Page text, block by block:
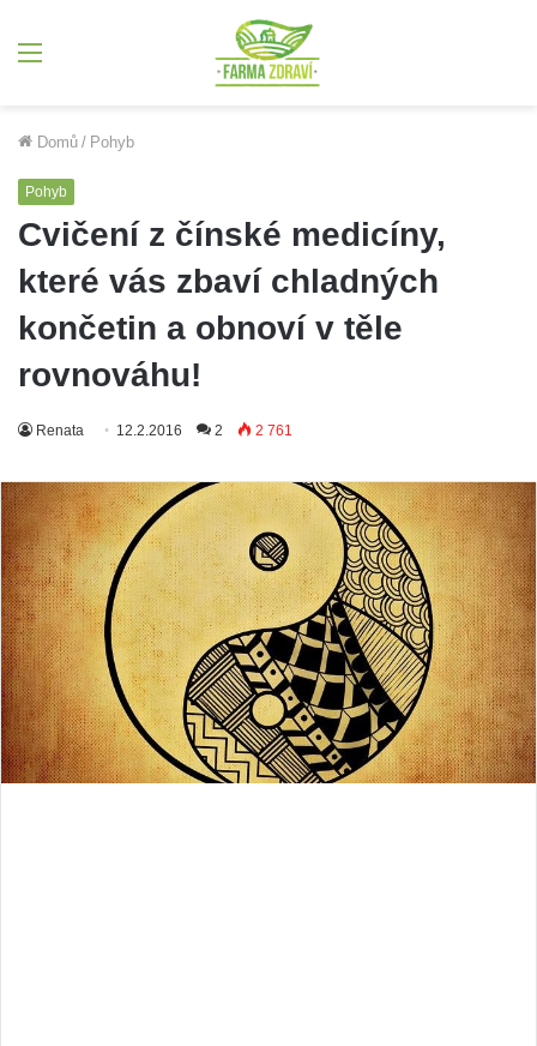
Domů / Pohyb
Pohyb
Cvičení z čínské medicíny,
které vás zbaví chladných
končetin a obnoví v těle
rovnováhu!
Renata 12.2.2016 2 2 761